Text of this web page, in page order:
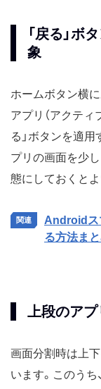
「戻る」ボ
象
ホームボタン横に
アプリ（アクティ
る」ボタンを適
プリの画面を少
態にしておくとよ
Androidス
る方法ま
上段のア
画面分割時は上
います。このう